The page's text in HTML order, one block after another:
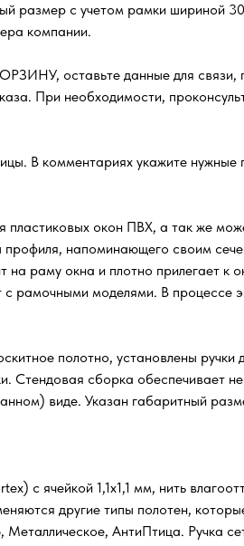
размер с учетом рамки шириной
компании.
оставьте данные для связи,
При необходимости,
В комментариях укажите
окон ПВХ, а так же
профиля, напоминающего своим
на раму окна и плотно прилегает к
рамочными моделями. В процессе
полотно, установлены ручки
Стендовая сборка обеспечивает
виде. Указан габаритный
с ячейкой 1,1х1,1 мм, нить
другие типы полотен,
АнтиПтица. Ручка